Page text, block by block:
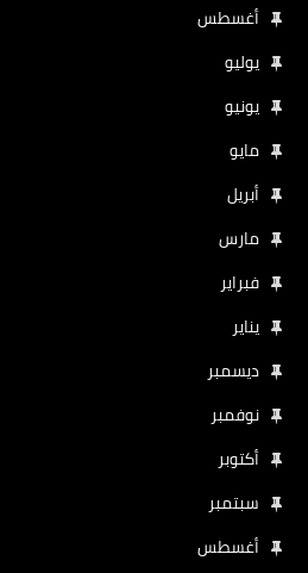
أغسطس
يوليو
يونيو
مايو
أبريل
مارس
فبراير
يناير
ديسمبر
نوفمبر
أكتوبر
سبتمبر
أغسطس